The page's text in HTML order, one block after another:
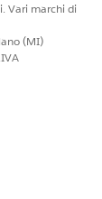
Vari marchi di
(MI)